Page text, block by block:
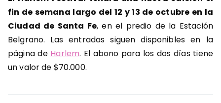
fin de semana largo del 12 y 13 de octubre en la
Ciudad de Santa Fe, en el predio de la Estación
Belgrano. Las entradas siguen disponibles en la
página de Harlem. El abono para los dos días tiene
un valor de $70.000.